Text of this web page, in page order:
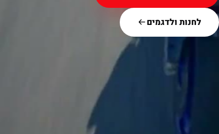
לחנות ולדגמים